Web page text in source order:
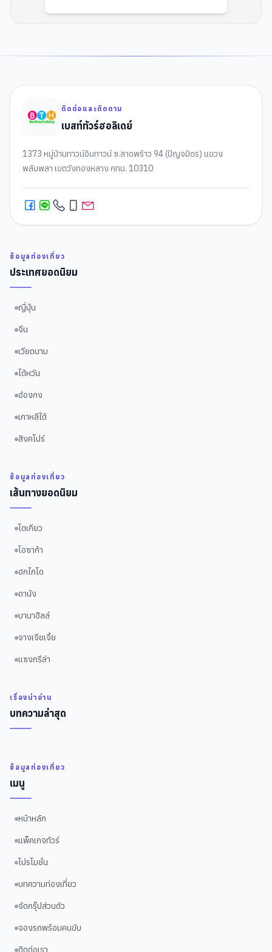
ติดต่อและติดตาม
เบสท์ทัวร์ฮอลิเดย์
1373 หมู่บ้านทาวน์อินทาวน์ ซ.ลาดพร้าว 94 (ปัญจมิตร) แขวง
พลับพลา เขตวังทองหลาง กทม. 10310
ข้อมูลท่องเที่ยว
ประเทศยอดนิยม
ญี่ปุ่น
จีน
เวียดนาม
ไต้หวัน
ฮ่องกง
เกาหลีใต้
สิงคโปร์
ข้อมูลท่องเที่ยว
เส้นทางยอดนิยม
โตเกียว
โอซาก้า
ฮกไกโด
ดานัง
บานาฮิลล์
จางเจียเจี้ย
แซงกรีล่า
เรื่องน่าอ่าน
บทความล่าสุด
ข้อมูลท่องเที่ยว
เมนู
หน้าหลัก
แพ็คเกจทัวร์
โปรโมชั่น
บทความท่องเที่ยว
จัดกรุ๊ปส่วนตัว
จองรถพร้อมคนขับ
ติดต่อเรา